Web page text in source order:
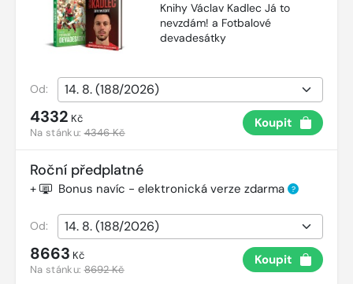
Knihy Václav Kadlec Já to
nevzdám! a Fotbalové
devadesátky
Od:
4332 Kč
Na stánku:4346 Kč
Koupit
Roční předplatné
+ Bonus navíc - elektronická verze zdarma ?
Od:
8663 Kč
Na stánku:8692 Kč
Koupit